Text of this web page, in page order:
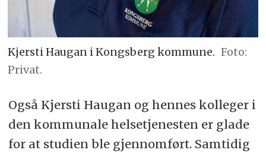
Kjersti Haugan i Kongsberg kommune. Foto:
Privat.
Også Kjersti Haugan og hennes kolleger i
den kommunale helsetjenesten er glade
for at studien ble gjennomført. Samtidig